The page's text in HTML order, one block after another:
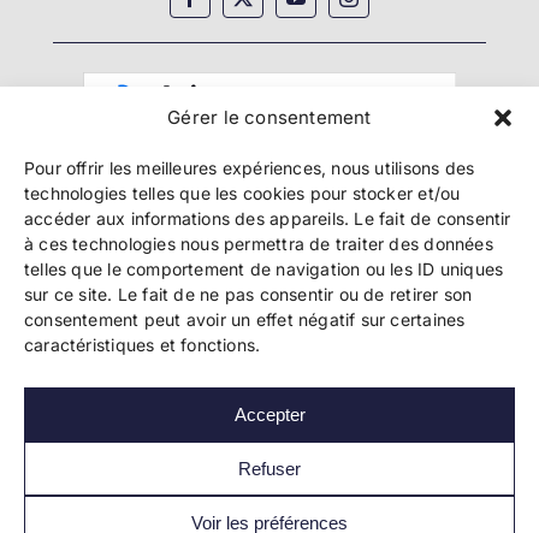
Gérer le consentement
Pour offrir les meilleures expériences, nous utilisons des
technologies telles que les cookies pour stocker et/ou
accéder aux informations des appareils. Le fait de consentir
à ces technologies nous permettra de traiter des données
telles que le comportement de navigation ou les ID uniques
sur ce site. Le fait de ne pas consentir ou de retirer son
consentement peut avoir un effet négatif sur certaines
caractéristiques et fonctions.
Accepter
Refuser
Voir les préférences
Copyright 2024 Bookelis –CGU–CGS–CGPPA–
Mentions légales–Politique de confidentialité–
Paiement et sécurité
Les liens essentiels